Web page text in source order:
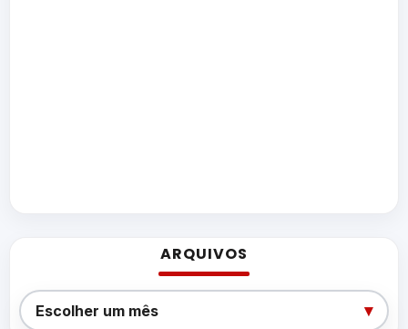
ARQUIVOS
Arquivos
Escolher um mês ▾